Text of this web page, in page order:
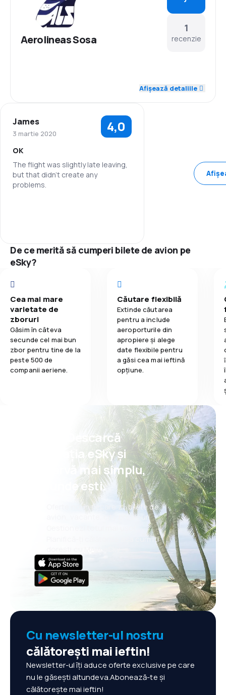
Aerolineas Sosa
1
recenzie
Afișează detaliile
James
3 martie 2020 4,0
OK
The flight was slightly late leaving,
but that didn't create any
problems.
De ce merită să cumperi bilete de avion pe
eSky?
Cea mai mare
varietate de
zboruri
Găsim în câteva
secunde cel mai bun
zbor pentru tine de la
peste 500 de
companii aeriene.
Căutare flexibilă
Extinde căutarea
pentru a include
aeroporturile din
apropiere și alege
date flexibile pentru
a găsi cea mai ieftină
opțiune.
Psst! Descarcă
aplicația eSky și
rezervă mai simplu,
oriunde ești.
Oferte noi în fiecare zi: bilete de
avion, vacanțe, city break-uri
Planifică-ți călătoriile așa cum îți
Cu newsletter-ul nostru
călătorești mai ieftin!
Newsletter-ul îți aduce oferte exclusive pe care
nu le găsești altundeva.Abonează-te și
călătorește mai ieftin!